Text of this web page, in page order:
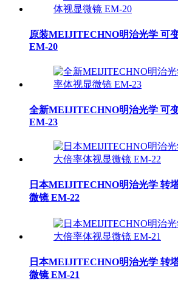
原装MEIJITECHNO明治光学 可
EM-20
全新MEIJITECHNO明治光学 可
EM-23
日本MEIJITECHNO明治光学 转
微镜 EM-22
日本MEIJITECHNO明治光学 转
微镜 EM-21